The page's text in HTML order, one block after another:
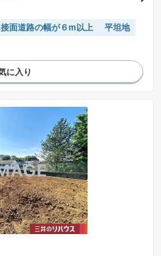
接面道路の幅が６m以上
平坦地